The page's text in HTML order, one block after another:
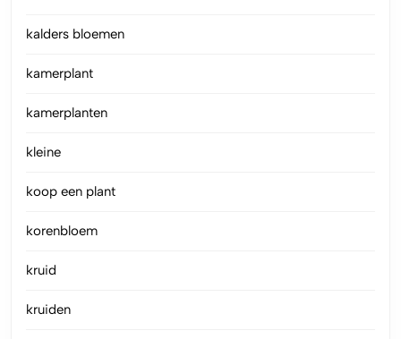
kalders bloemen
kamerplant
kamerplanten
kleine
koop een plant
korenbloem
kruid
kruiden